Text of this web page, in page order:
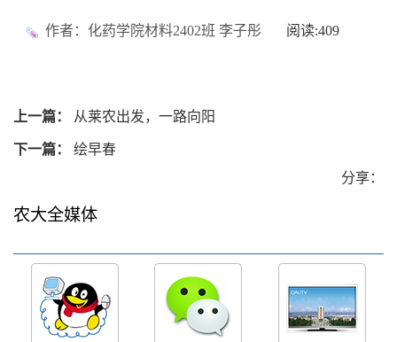
作者：化药学院材料2402班 李子彤 阅读:409
上一篇： 从莱农出发，一路向阳
下一篇：
绘早春
分享：
农大全媒体